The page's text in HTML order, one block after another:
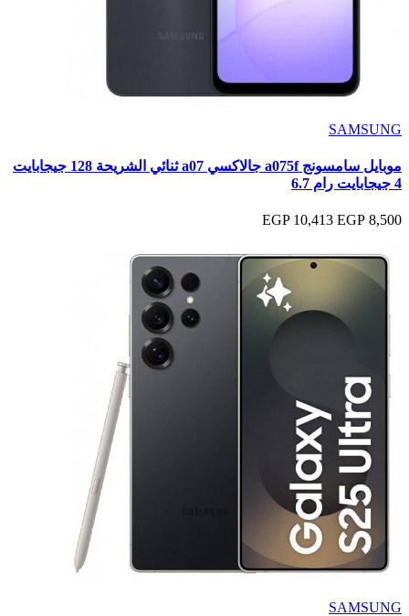
SAMSUNG
موبايل سامسونج a075f جالاكسي a07 ثنائي الشريحة 128 جيجابايت
4 جيجابايت رام 6.7
8,500 EGP
10,413 EGP
SAMSUNG